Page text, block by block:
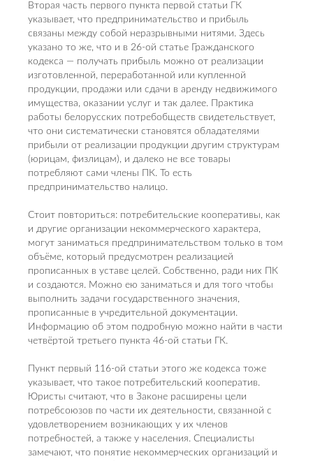
Вторая часть первого пункта первой статьи ГК
указывает, что предпринимательство и прибыль
связаны между собой неразрывными нитями. Здесь
указано то же, что и в 26-ой статье Гражданского
кодекса — получать прибыль можно от реализации
изготовленной, переработанной или купленной
продукции, продажи или сдачи в аренду недвижимого
имущества, оказании услуг и так далее. Практика
работы белорусских потребобществ свидетельствует,
что они систематически становятся обладателями
прибыли от реализации продукции другим структурам
(юрицам, физлицам), и далеко не все товары
потребляют сами члены ПК. То есть
предпринимательство налицо.
Стоит повториться: потребительские кооперативы, как
и другие организации некоммерческого характера,
могут заниматься предпринимательством только в том
объёме, который предусмотрен реализацией
прописанных в уставе целей. Собственно, ради них ПК
и создаются. Можно ею заниматься и для того чтобы
выполнить задачи государственного значения,
прописанные в учредительной документации.
Информацию об этом подробную можно найти в части
четвёртой третьего пункта 46-ой статьи ГК.
Пункт первый 116-ой статьи этого же кодекса тоже
указывает, что такое потребительский кооператив.
Юристы считают, что в Законе расширены цели
потребсоюзов по части их деятельности, связанной с
удовлетворением возникающих у их членов
потребностей, а также у населения. Специалисты
замечают, что понятие некоммерческих организаций и